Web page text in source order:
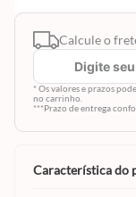
Calcule o
* Os valores e prazos
no carrinho.
***Prazo de entrega
característica do